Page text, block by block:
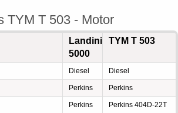
TYM T 503 - Motor
Landini
5000
TYM T 503
Diesel Diesel
Perkins Perkins
Perkins
Perkins 404D-22T